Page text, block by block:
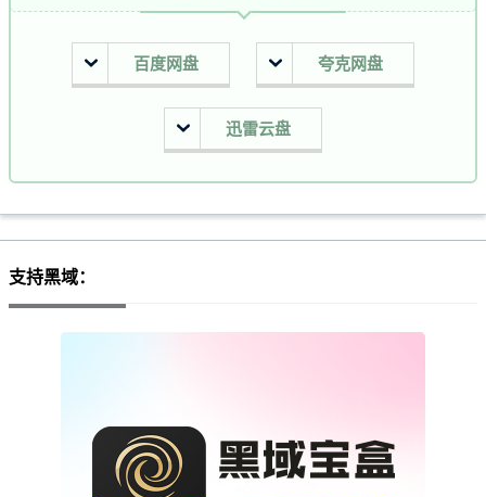
百度网盘 夸克网盘
迅雷云盘
支持黑域：